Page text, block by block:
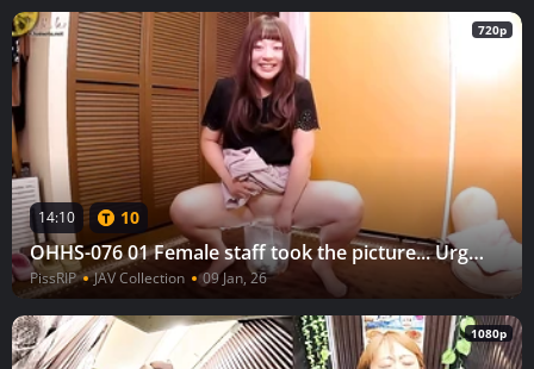
720p
14:10 10
OHHS-076 01 Female staff took the picture... Urgent urination in the waiting room 23
PissRIP JAV Collection 09 Jan, 26
1080p